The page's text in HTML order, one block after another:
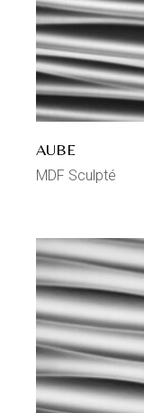
AUBE
MDF Sculpté